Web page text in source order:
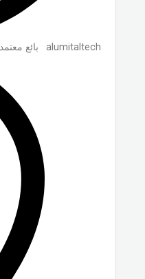
alumitaltech بائع معتمد